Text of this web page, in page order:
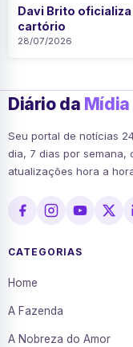
Davi Brito
cartório
28/07/2026
Diário da Mídia
Seu portal de notícias
dia, 7 dias por semana,
atualizações hora a
CATEGORIAS
Home
A Fazenda
A Nobreza do Amor